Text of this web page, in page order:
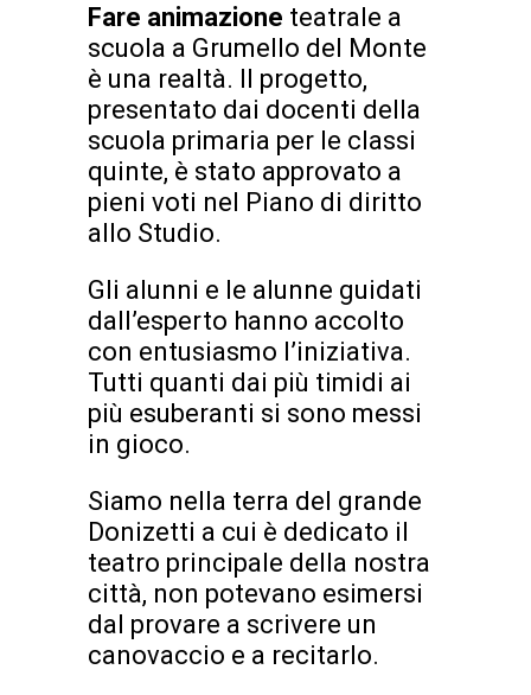
Fare animazione teatrale a
scuola a Grumello del Monte
è una realtà. Il progetto,
presentato dai docenti della
scuola primaria per le classi
quinte, è stato approvato a
pieni voti nel Piano di diritto
allo Studio.
Gli alunni e le alunne guidati
dall’esperto hanno accolto
con entusiasmo l’iniziativa.
Tutti quanti dai più timidi ai
più esuberanti si sono messi
in gioco.
Siamo nella terra del grande
Donizetti a cui è dedicato il
teatro principale della nostra
città, non potevano esimersi
dal provare a scrivere un
canovaccio e a recitarlo.